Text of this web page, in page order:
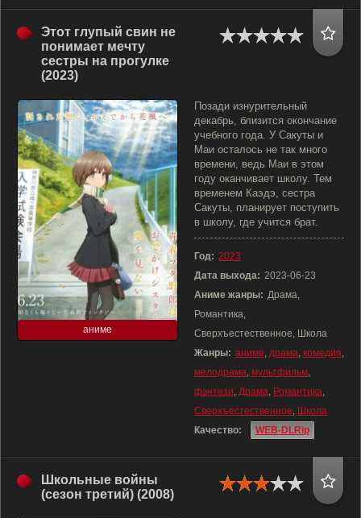
Этот глупый свин не
понимает мечту
сестры на прогулке
(2023)
аниме
Позади изнурительный
декабрь, близится окончание
учебного года. У Сакуты и
Маи осталось не так много
времени, ведь Маи в этом
году оканчивает школу. Тем
временем Каэдэ, сестра
Сакуты, планирует поступить
в школу, где учится брат.
Год: 2023
Дата выхода: 2023-06-23
Аниме жанры: Драма,
Романтика,
Сверхъестественное, Школа
Жанры: аниме, драма, комедия,
мелодрама, мультфильм,
фэнтези, Драма, Романтика,
Сверхъестественное, Школа
Качество:
WEB-DLRip
Школьные войны
(сезон третий) (2008)